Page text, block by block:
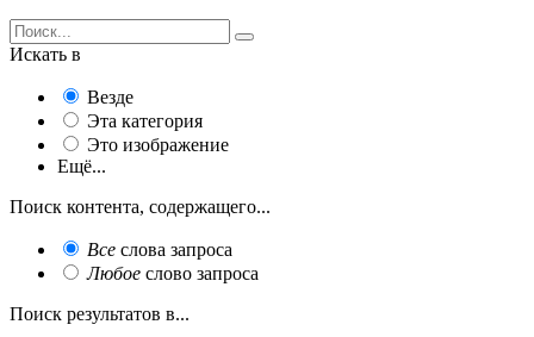
Искать в
Везде
Эта категория
Это изображение
Ещё...
Поиск контента, содержащего...
Все слова запроса
Любое слово запроса
Поиск результатов в...